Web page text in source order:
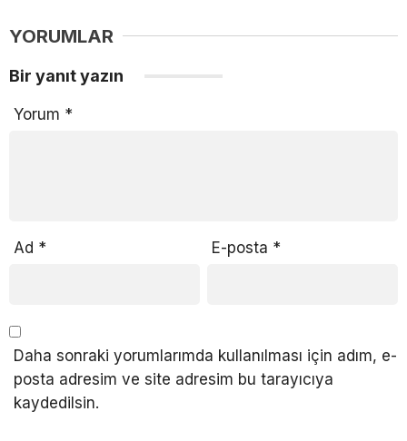
YORUMLAR
Bir yanıt yazın
Yorum *
Ad * E-posta *
Daha sonraki yorumlarımda kullanılması için adım, e-
posta adresim ve site adresim bu tarayıcıya
kaydedilsin.